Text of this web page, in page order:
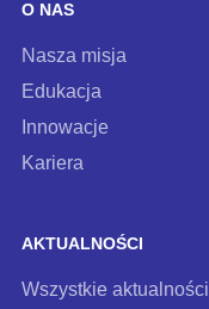
O NAS
Nasza misja
Edukacja
Innowacje
Kariera
AKTUALNOŚCI
Wszystkie aktualności